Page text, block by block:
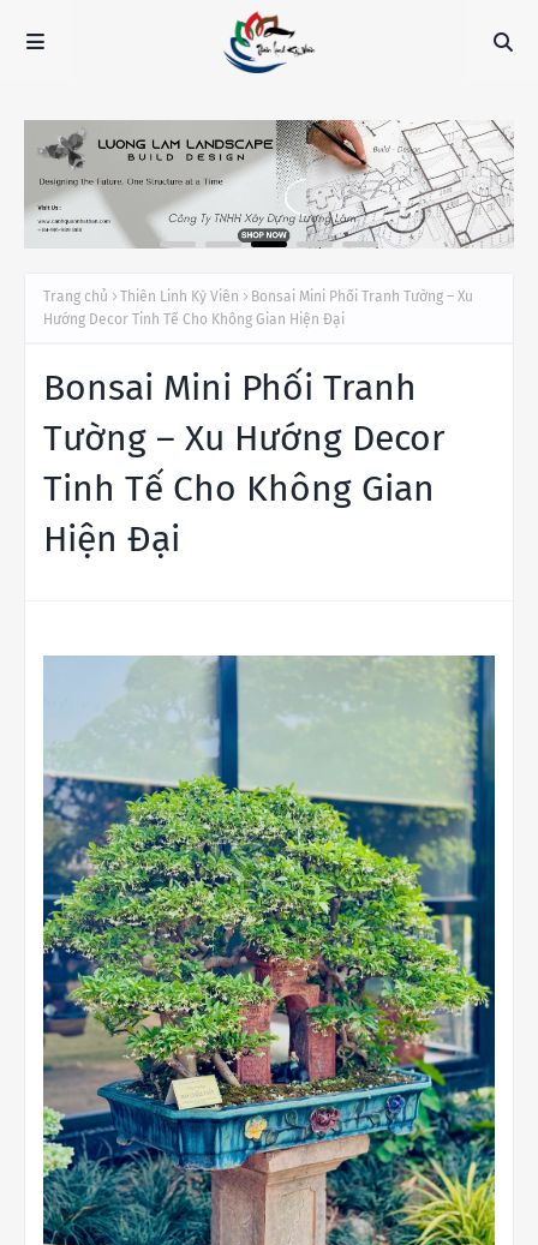
Trang chủ Thiên Linh Kỳ Viên
Bonsai Mini Phối Tranh Tường – Xu
Hướng Decor Tinh Tế Cho Không Gian Hiện Đại
Bonsai Mini Phối Tranh
Tường – Xu Hướng Decor
Tinh Tế Cho Không Gian
Hiện Đại